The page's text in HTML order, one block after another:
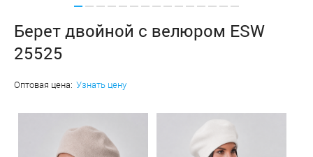
Берет двойной с велюром ESW
25525
Оптовая цена: Узнать цену